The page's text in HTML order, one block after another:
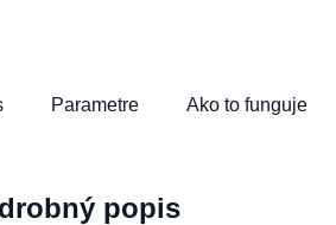
Parametre Ako to funguje
popis